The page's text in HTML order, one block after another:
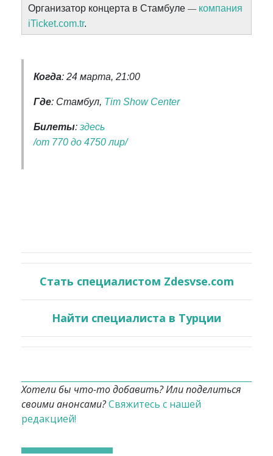
Организатор концерта в Стамбуле — компания
iTicket.com.tr.
Когда: 24 марта, 21:00
Где: Стамбул, Tim Show Center
Билеты: здесь
/от 770 до 4750 лир/
Стать специалистом Zdesvse.com
Найти специалиста в Турции
Хотели бы что-то добавить? Или поделиться
своими анонсами?Свяжитесь с нашей
редакцией!